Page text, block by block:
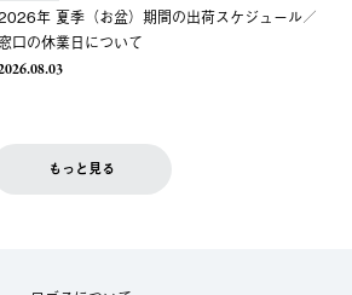
年 夏季（お盆）期間の出荷スケジュール／
窓口の休業日について
もっと見る